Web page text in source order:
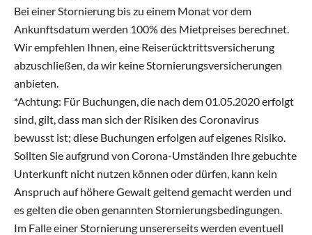
Bei einer Stornierung bis zu einem Monat vor dem
Ankunftsdatum werden 100% des Mietpreises berechnet.
Wir empfehlen Ihnen, eine Reiserücktrittsversicherung
abzuschließen, da wir keine Stornierungsversicherungen
anbieten.
*Achtung: Für Buchungen, die nach dem 01.05.2020 erfolgt
sind, gilt, dass man sich der Risiken des Coronavirus
bewusst ist; diese Buchungen erfolgen auf eigenes Risiko.
Sollten Sie aufgrund von Corona-Umständen Ihre gebuchte
Unterkunft nicht nutzen können oder dürfen, kann kein
Anspruch auf höhere Gewalt geltend gemacht werden und
es gelten die oben genannten Stornierungsbedingungen.
Im Falle einer Stornierung unsererseits werden eventuell